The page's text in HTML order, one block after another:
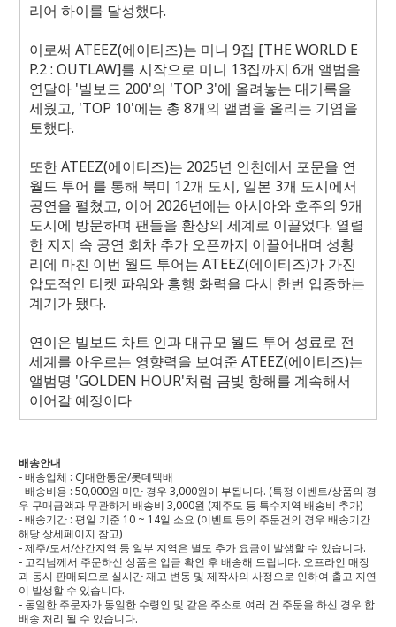
리어 하이를 달성했다.
이로써 ATEEZ(에이티즈)는 미니 9집 [THE WORLD E
P.2 : OUTLAW]를 시작으로 미니 13집까지 6개 앨범을
연달아'빌보드 200'의 'TOP 3'에 올려놓는 대기록을
세웠고, 'TOP 10'에는 총 8개의 앨범을 올리는 기염을
토했다.
또한ATEEZ(에이티즈)는 2025년 인천에서 포문을 연
월드 투어 를 통해 북미 12개 도시, 일본 3개 도시에서
공연을 펼쳤고, 이어 2026년에는 아시아와 호주의 9개
도시에 방문하며 팬들을 환상의 세계로 이끌었다. 열렬
한 지지 속 공연 회차 추가 오픈까지 이끌어내며 성황
리에 마친 이번 월드 투어는 ATEEZ(에이티즈)가 가진
압도적인 티켓 파워와 흥행 화력을 다시 한번 입증하는
계기가 됐다.
연이은 빌보드 차트 인과 대규모 월드 투어 성료로 전
세계를 아우르는 영향력을 보여준 ATEEZ(에이티즈)는
앨범명 'GOLDEN HOUR'처럼 금빛 항해를 계속해서
이어갈 예정이다
배송안내
- 배송업체 : CJ대한통운/롯데택배
- 배송비용 : 50,000원 미만 경우 3,000원이 부됩니다. (특정 이벤트/상품의 경
우 구매금액과 무관하게 배송비 3,000원 (제주도 등 특수지역 배송비 추가)
- 배송기간 : 평일 기준 10 ~ 14일 소요 (이벤트 등의 주문건의 경우 배송기간
해당 상세페이지 참고)
- 제주/도서/산간지역 등 일부 지역은 별도 추가 요금이 발생할 수 있습니다.
- 고객님께서 주문하신 상품은 입금 확인 후 배송해 드립니다. 오프라인 매장
과 동시 판매되므로 실시간 재고 변동 및 제작사의 사정으로 인하여 출고 지연
이 발생할 수 있습니다.
- 동일한 주문자가 동일한 수령인 및 같은 주소로 여러 건 주문을 하신 경우 합
배송 처리 될 수 있습니다.